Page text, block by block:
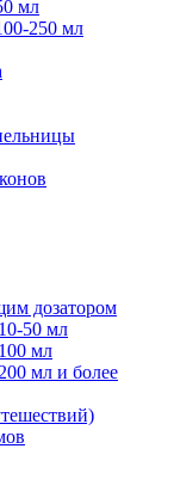
мл
250 мл
дозатором
50 мл
мл
мл и более